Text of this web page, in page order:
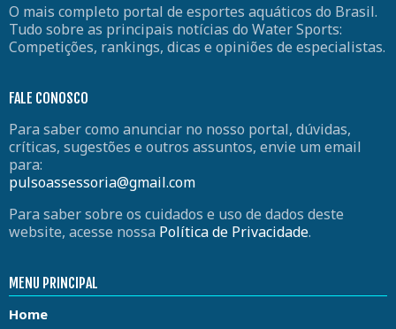
O mais completo portal de esportes aquáticos do Brasil.
Tudo sobre as principais notícias do Water Sports:
Competições, rankings, dicas e opiniões de especialistas.
FALE CONOSCO
Para saber como anunciar no nosso portal, dúvidas,
críticas, sugestões e outros assuntos, envie um email
para:
pulsoassessoria@gmail.com
Para saber sobre os cuidados e uso de dados deste
website, acesse nossa Política de Privacidade.
MENU PRINCIPAL
Home